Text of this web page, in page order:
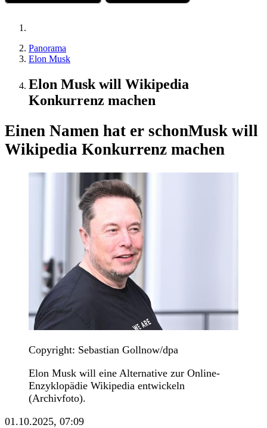
Panorama
Elon Musk
Elon Musk will Wikipedia
Konkurrenz machen
Einen Namen hat er schonMusk will
Wikipedia Konkurrenz machen
Copyright: Sebastian Gollnow/dpa
Elon Musk will eine Alternative zur Online-
Enzyklopädie Wikipedia entwickeln
(Archivfoto).
01.10.2025, 07:09